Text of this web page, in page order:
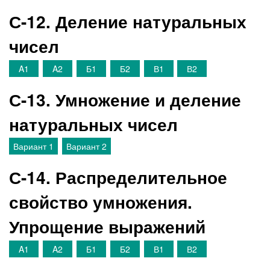
С-12. Деление натуральных
чисел
A1 A2 Б1 Б2 В1 В2
С-13. Умножение и деление
натуральных чисел
Вариант 1 Вариант 2
С-14. Распределительное
свойство умножения.
Упрощение выражений
A1 A2 Б1 Б2 В1 В2